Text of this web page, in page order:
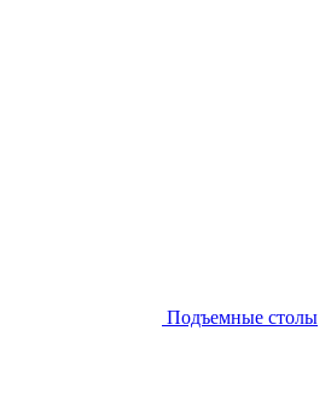
Подъемные столы